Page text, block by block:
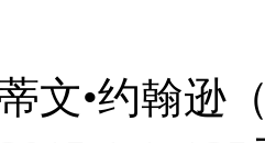
文•约翰逊